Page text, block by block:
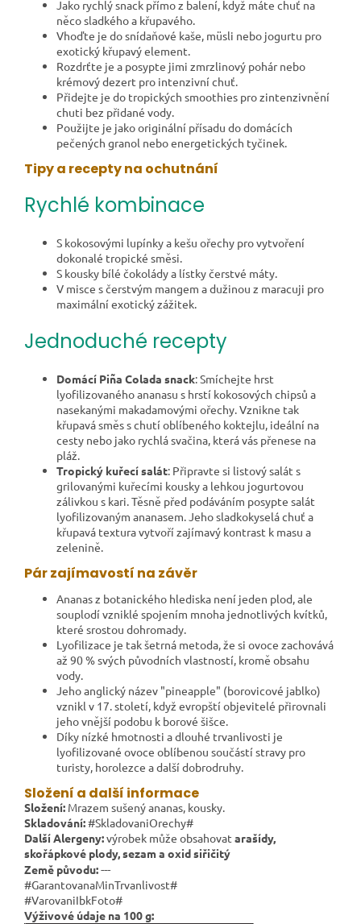
Jako rychlý snack přímo z balení, když máte chuť na
něco sladkého a křupavého.
Vhoďte je do snídaňové kaše, müsli nebo jogurtu pro
exotický křupavý element.
Rozdrťte je a posypte jimi zmrzlinový pohár nebo
krémový dezert pro intenzivní chuť.
Přidejte je do tropických smoothies pro zintenzivnění
chuti bez přidané vody.
Použijte je jako originální přísadu do domácích
pečených granol nebo energetických tyčinek.
Tipy a recepty na ochutnání
Rychlé kombinace
S kokosovými lupínky a kešu ořechy pro vytvoření
dokonalé tropické směsi.
S kousky bílé čokolády a lístky čerstvé máty.
V misce s čerstvým mangem a dužinou z maracuji pro
maximální exotický zážitek.
Jednoduché recepty
Domácí Piña Colada snack: Smíchejte hrst
lyofilizovaného ananasu s hrstí kokosových chipsů a
nasekanými makadamovými ořechy. Vznikne tak
křupavá směs s chutí oblíbeného koktejlu, ideální na
cesty nebo jako rychlá svačina, která vás přenese na
pláž.
Tropický kuřecí salát: Připravte si listový salát s
grilovanými kuřecími kousky a lehkou jogurtovou
zálivkou s kari. Těsně před podáváním posypte salát
lyofilizovaným ananasem. Jeho sladkokyselá chuť a
křupavá textura vytvoří zajímavý kontrast k masu a
zelenině.
Pár zajímavostí na závěr
Ananas z botanického hlediska není jeden plod, ale
souplodí vzniklé spojením mnoha jednotlivých kvítků,
které srostou dohromady.
Lyofilizace je tak šetrná metoda, že si ovoce zachovává
až 90 % svých původních vlastností, kromě obsahu
vody.
Jeho anglický název "pineapple" (borovicové jablko)
vznikl v 17. století, když evropští objevitelé přirovnali
jeho vnější podobu k borové šišce.
Díky nízké hmotnosti a dlouhé trvanlivosti je
lyofilizované ovoce oblíbenou součástí stravy pro
turisty, horolezce a další dobrodruhy.
Složení a další informace
Složení: Mrazem sušený ananas, kousky.
Skladování:#SkladovaniOrechy#
Další Alergeny:výrobek může obsahovat arašídy,
skořápkové plody, sezam a oxid siřičitý
Země původu:---
#GarantovanaMinTrvanlivost#
#VarovaniIbkFoto#
Výživové údaje na 100 g: